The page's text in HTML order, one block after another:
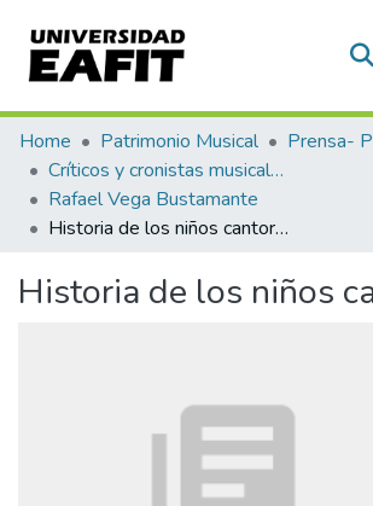
Communities & Collections
All of DSpace
Statistics
Home Patrimonio Musical
Prensa-
Críticos y cronistas musicales
Rafael Vega Bustamante
Historia de los niños cantores
Historia de los niños